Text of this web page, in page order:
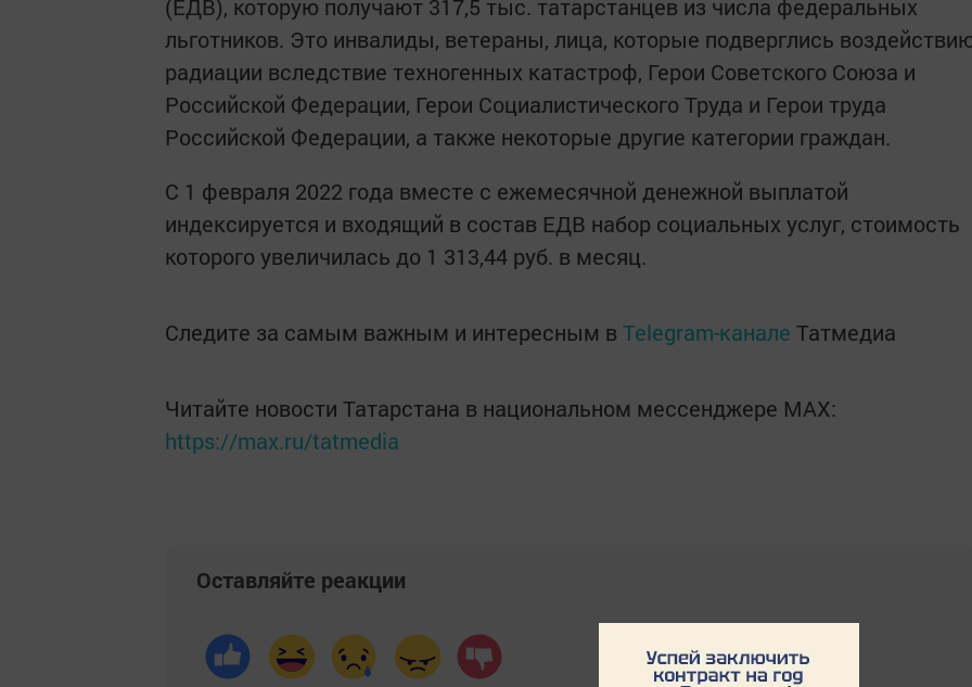
(ЕДВ), которую получают 317,5 тыс. татарстанцев из числа федеральных
льготников. Это инвалиды, ветераны, лица, которые подверглись
радиации вследствие техногенных катастроф, Герои Советского Союза и
Российской Федерации, Герои Социалистического Труда и Герои труда
Российской Федерации, а также некоторые другие категории граждан.
С 1 февраля 2022 года вместе с ежемесячной денежной выплатой
индексируется и входящий в состав ЕДВ набор социальных услуг, стоимость
которого увеличилась до 1 313,44 руб. в месяц.
Следите за самым важным и интересным в Telegram-канале Татмедиа
Читайте новости Татарстана в национальном мессенджере MАХ:
https://max.ru/tatmedia
Оставляйте реакции